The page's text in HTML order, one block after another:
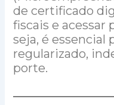
de certificado
fiscais e acessar
seja, é essencial
regularizado,
porte.